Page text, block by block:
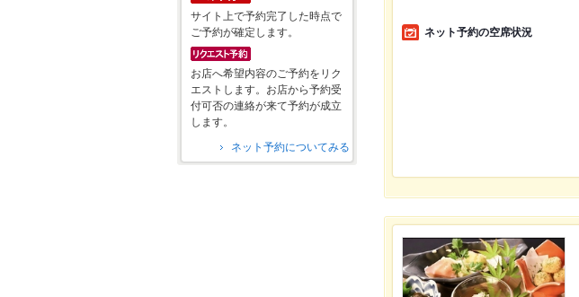
サイト上で予約完了した時点で
ご予約が確定します。
お店へ希望内容のご予約をリク
エストします。お店から予約受
付可否の連絡が来て予約が成立
します。
ネット予約についてみる
ネット予約の空席状況